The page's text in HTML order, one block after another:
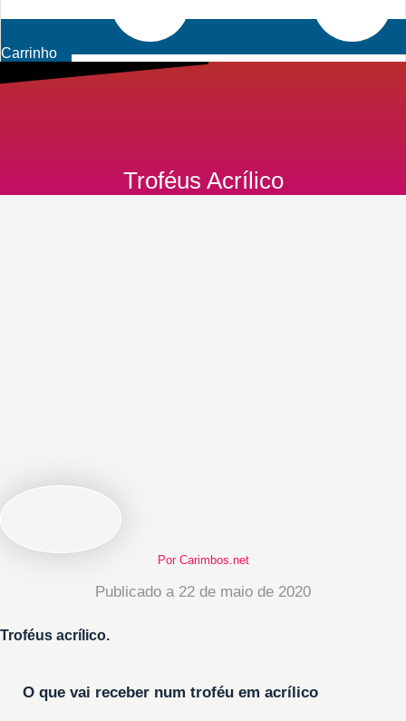
Carrinho
Troféus Acrílico
Por Carimbos.net
Publicado a 22 de maio de 2020
Troféus acrílico.
O que vai receber num troféu em acrílico